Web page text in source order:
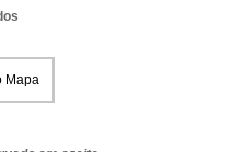
Mapa